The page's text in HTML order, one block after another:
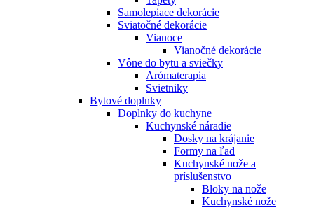
Samolepiace dekorácie
Sviatočné dekorácie
Vianoce
Vianočné dekorácie
Vône do bytu a sviečky
Arómaterapia
Svietniky
Bytové doplnky
Doplnky do kuchyne
Kuchynské náradie
Dosky na krájanie
Formy na ľad
Kuchynské nože a
príslušenstvo
Bloky na nože
Kuchynské nože